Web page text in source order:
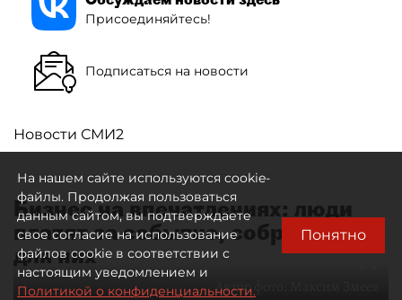
Присоединяйтесь!
Подписаться на новости
Новости СМИ2
Бизнес на впечатлениях: люди
платят за событие, собранное
для них
Автор фото:
На нашем сайте используются cookie-
файлы. Продолжая пользоваться
данным сайтом, вы подтверждаете
свое согласие на использование
файлов cookie в соответствии с
настоящим уведомлением и
Политикой о конфиденциальности.
Понятно